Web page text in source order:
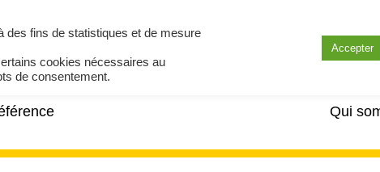
Qui
des fins de statistiques et de mesure
cookies nécessaires au
de consentement.
Accepter